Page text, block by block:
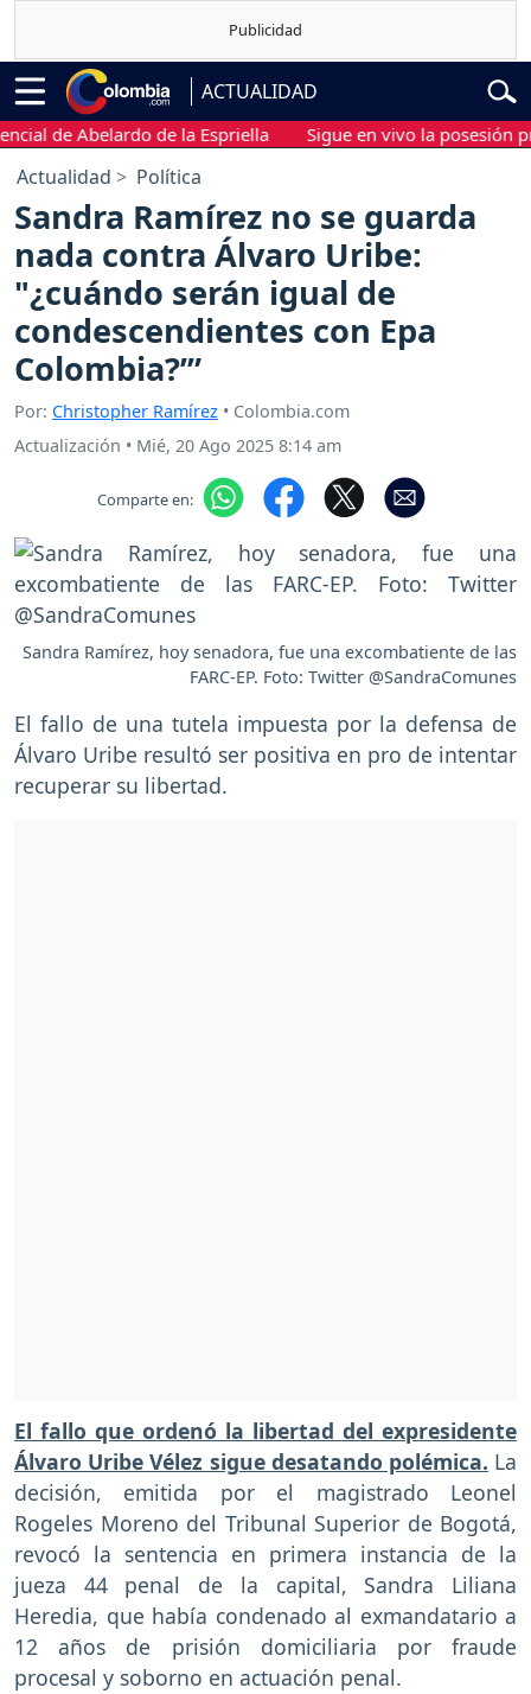
ACTUALIDAD
de Abelardo de la Espriella Sigue en vivo la posesión
Actualidad Política
Sandra Ramírez no se guarda
nada contra Álvaro Uribe:
"¿cuándo serán igual de
condescendientes con Epa
Colombia?’”
Por: Christopher Ramírez • Colombia.com
Actualización • Mié, 20 Ago 2025 8:14 am
Comparte en:
Sandra Ramírez, hoy senadora, fue una excombatiente de las
FARC-EP. Foto: Twitter @SandraComunes
El fallo de una tutela impuesta por la defensa de
Álvaro Uribe resultó ser positiva en pro de intentar
recuperar su libertad.
El fallo que ordenó la libertad del expresidente
Álvaro Uribe Vélez sigue desatando polémica. La
decisión, emitida por el magistrado Leonel
Rogeles Moreno del Tribunal Superior de Bogotá,
revocó la sentencia en primera instancia de la
jueza 44 penal de la capital, Sandra Liliana
Heredia, que había condenado al exmandatario a
12 años de prisión domiciliaria por fraude
procesal y soborno en actuación penal.